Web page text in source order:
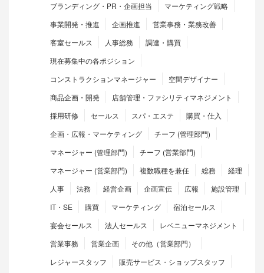
ブランディング・PR・企画担当
マーケティング戦略
事業開発・推進
企画推進
営業事務・業務改善
客室セールス
人事総務
調達・購買
現在募集中の各ポジション
コンストラクションマネージャー
空間デザイナー
商品企画・開発
店舗管理・ファシリティマネジメント
採用研修
セールス スパ・エステ
購買・仕入
企画・広報・マーケティング
チーフ (管理部門)
マネージャー (管理部門)
チーフ (営業部門)
マネージャー (営業部門)
複数職種を兼任 総務
経理
人事
法務 経営企画 企画宣伝 広報
施設管理
IT・SE
購買 マーケティング
宿泊セールス
宴会セールス
法人セールス
レベニューマネジメント
営業事務
営業企画
その他（営業部門）
レジャースタッフ
販売サービス・ショップスタッフ